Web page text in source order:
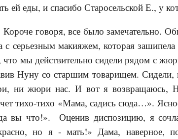
ей еды, и спасибо Старосельской Е., у
Короче говоря, все было замечательно.
с серьезным макияжем, которая
что мы действительно сидели рядом с
Нуну со старшим товарищем.
ни жюри нас. И вот я возвращаюсь,
тихо-тихо «Мама, садись сюда…».
вы что!». Оценив диспозицию, я
но я - мать!» Дама, наверное,